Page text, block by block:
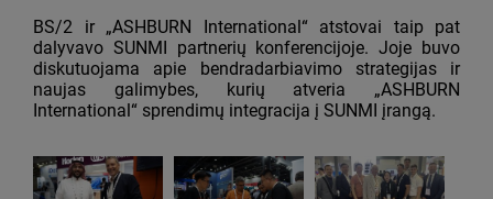
BS/2 ir „ASHBURN International“ atstovai taip pat
dalyvavo SUNMI partnerių konferencijoje. Joje buvo
diskutuojama apie bendradarbiavimo strategijas ir
naujas galimybes, kurių atveria „ASHBURN
International“ sprendimų integracija į SUNMI įrangą.